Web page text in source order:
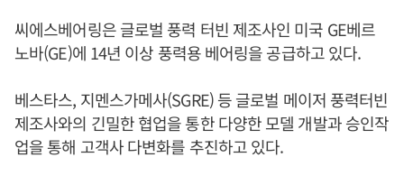
씨에스베어링은 글로벌 풍력 터빈 제조사인 미국 GE베르
노바(GE)에 14년 이상 풍력용 베어링을 공급하고 있다.
베스타스, 지멘스가메사(SGRE) 등 글로벌 메이저 풍력터빈
제조사와의 긴밀한 협업을 통한 다양한 모델 개발과 승인작
업을 통해 고객사 다변화를 추진하고 있다.